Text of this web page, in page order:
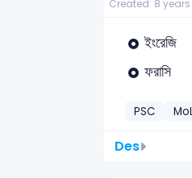
Created: 8 years
ইংরেজি
ফরাসি
PSC
Des